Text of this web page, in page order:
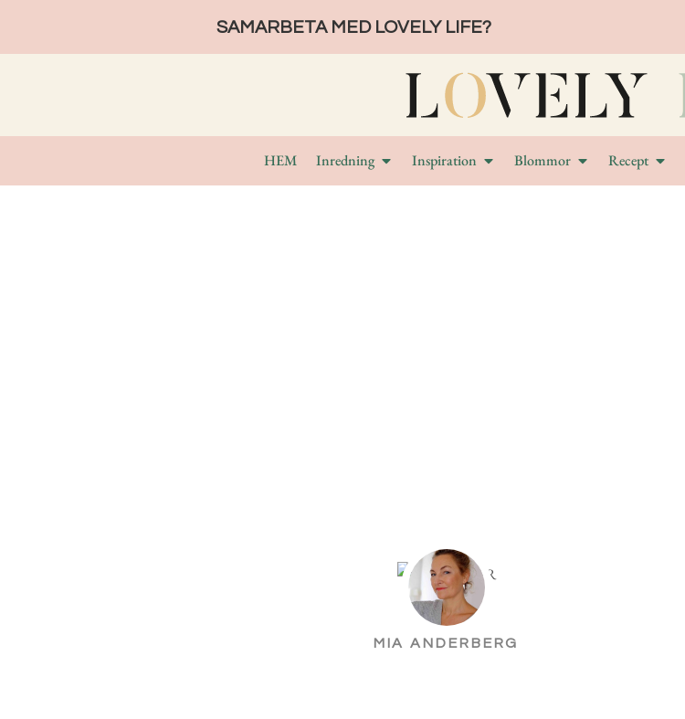
SAMARBETA MED LOVELY LIFE?
HEM Inredning Inspiration Blommor Recept
MIA ANDERBERG